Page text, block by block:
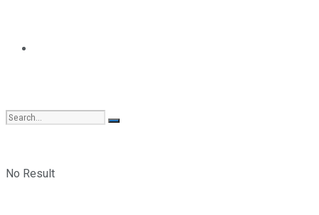
No Result